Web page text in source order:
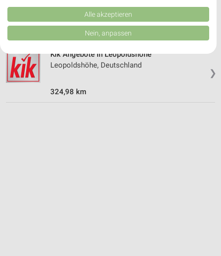
❯
324,30 km
❯
Kik Angebote in Leopoldshöhe
Leopoldshöhe, Deutschland
324,98 km
Kombinationen von Daten aus verschiedenen Quellen. Entwicklung und
Verbesserung der Angebote. Verwendung reduzierter Daten zur Auswahl
von Inhalten.
Daten können außerhalb der Europäischen Union weitergegeben und in die
Website/App.
Partnerliste anzeigen (1 IAB-Anbieter)
Wir nutzen Ihre Daten für folgende Zwecke:
IAB-Verarbeitungszwecke:
Alle akzeptieren
Nein, anpassen